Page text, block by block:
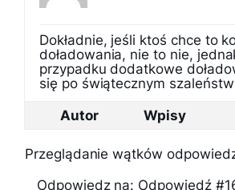
Dokładnie, jeśli ktoś chce to
doładowania, nie to nie,
przypadku dodatkowe
się po świątecznym
Autor
Wpisy
Przeglądanie wątków
Odpowiedz na: Odpowiedź